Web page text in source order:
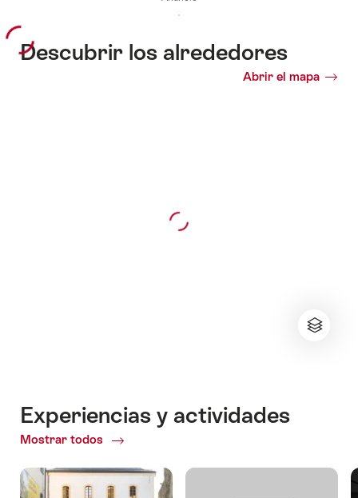
Descubrir los alrededores
Abrir el mapa
Experiencias y actividades
Mostrar todos
ofExperiencias
actividades